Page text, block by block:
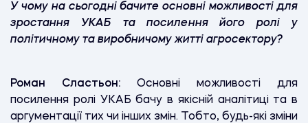
У чому на сьогодні бачите основні можливості для
зростання УКАБ та посилення його ролі у
політичному та виробничому житті агросектору?
Роман Сластьон: Основні можливості для
посилення ролі УКАБ бачу в якісній аналітиці та в
аргументації тих чи інших змін. Тобто, будь-які зміни